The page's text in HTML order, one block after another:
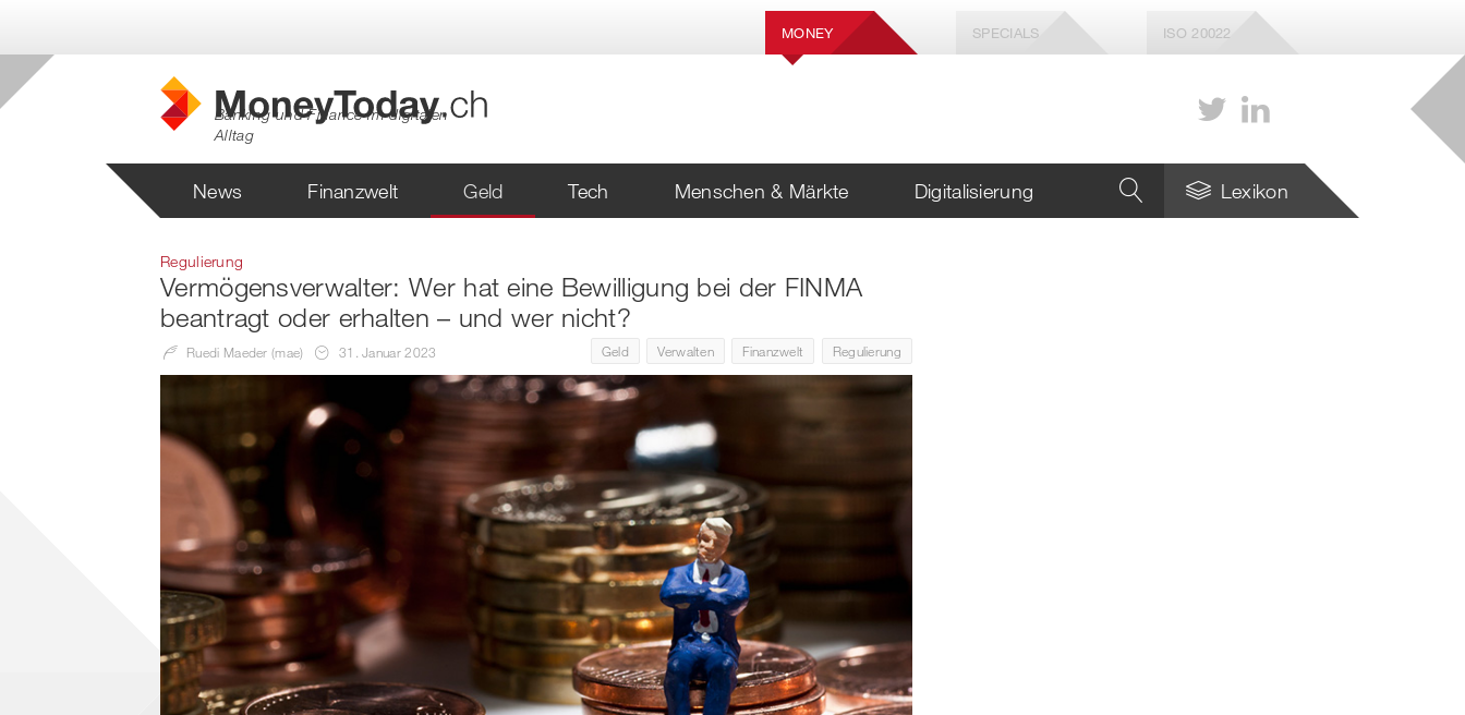
MONEY SPECIALS ISO 20022
Banking und Finance im digitalen
Alltag
News Finanzwelt Geld Tech Menschen & Märkte Digitalisierung Lexikon
Regulierung
Vermögensverwalter: Wer hat eine Bewilligung bei der FINMA
beantragt oder erhalten – und wer nicht?
Ruedi Maeder (mae) 31. Januar 2023 Geld Verwalten Finanzwelt Regulierung